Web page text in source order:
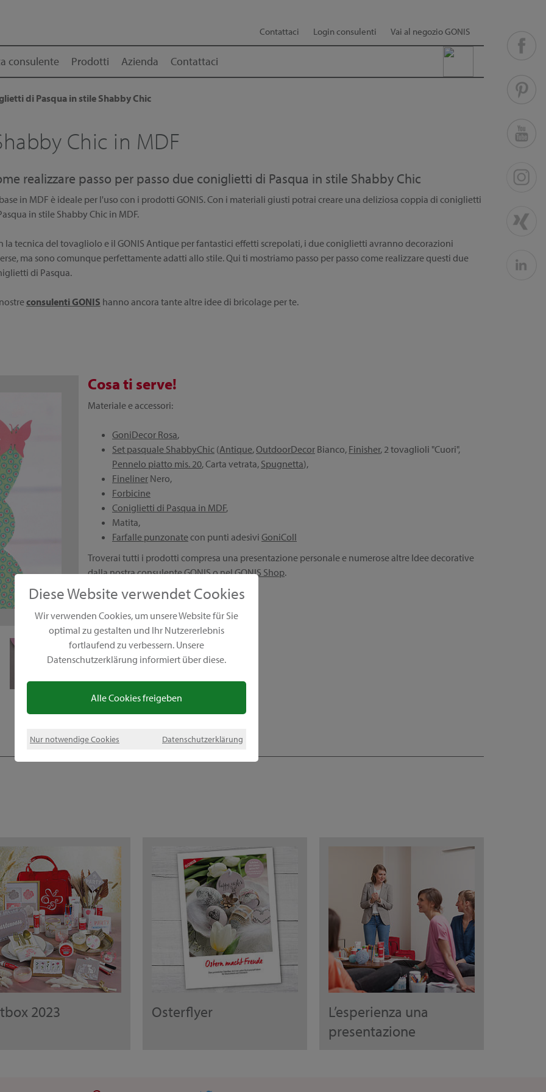
Diese Website verwendet Cookies
Wir verwenden Cookies, um unsere Website für Sie
optimal zu gestalten und Ihr Nutzererlebnis
fortlaufend zu verbessern. Unsere
Datenschutzerklärung informiert über diese.
Alle Cookies freigeben
Nur notwendige Cookies Datenschutzerklärung
Contattaci Login consulenti Vai al negozio GONIS
consulente Prodotti Azienda Contattaci
di Pasqua in stile Shabby Chic
Chic in MDF
realizzare passo per passo due coniglietti di Pasqua in stile Shabby Chic
in MDF è ideale per l'uso con i prodotti GONIS. Con i materiali giusti potrai creare una deliziosa coppia di coniglietti
in stile Shabby Chic in MDF.
la tecnica del tovagliolo e il GONIS Antique per fantastici effetti screpolati, i due coniglietti avranno decorazioni
ma sono comunque perfettamente adatti allo stile. Qui ti mostriamo passo per passo come realizzare questi due
di Pasqua.
consulenti GONIS hanno ancora tante altre idee di bricolage per te.
1/8
Cosa ti serve!
Materiale e accessori:
GoniDecor Rosa,
Set pasquale ShabbyChic (Antique,OutdoorDecor Bianco, Finisher, 2 tovaglioli "Cuori",
Pennelo piatto mis. 20, Carta vetrata, Spugnetta),
Fineliner Nero,
Forbicine
Coniglietti di Pasqua in MDF,
Matita,
Farfalle punzonatecon punti adesivi GoniColl
Troverai tutti i prodotti compresa una presentazione personale e numerose altre Idee decorative
dalla nostraconsulente GONISo nelGONIS Shop.
1/8
1/8
1/8
1/8
1/8
1/8
1/8
2023 Osterflyer
L’esperienza una
presentazione